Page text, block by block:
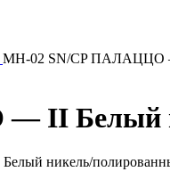
MH-02 SN/CP ПАЛАЦЦО
II Белый
никель/